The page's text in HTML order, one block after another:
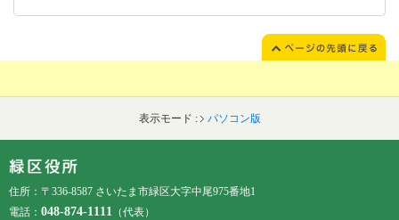
表示モード : パソコン版
住所：〒336-8587 さいたま市緑区大字中尾975番地1
電話： 048-874-1111 （代表）